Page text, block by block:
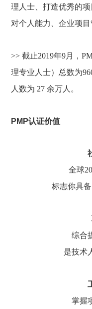
理人士、打造优秀的
对个人能力、企业项目
>> 截止2019年9月，
理专业人士）总数为
人数为 27 余万人。
PMP认证价值
全球
标志你具
综合
是技术
掌握